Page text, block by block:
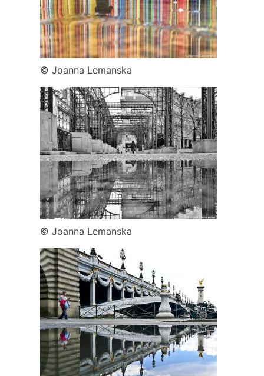
© Joanna Lemanska
© Joanna Lemanska